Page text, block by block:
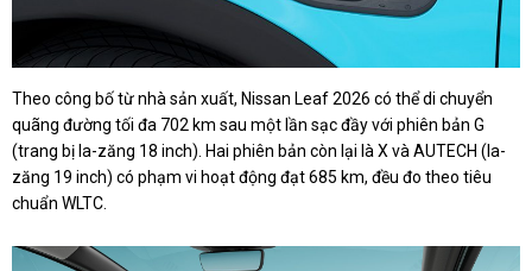
Theo công bố từ nhà sản xuất, Nissan Leaf 2026 có thể di chuyển
quãng đường tối đa 702 km sau một lần sạc đầy với phiên bản G
(trang bị la-zăng 18 inch). Hai phiên bản còn lại là X và AUTECH (la-
zăng 19 inch) có phạm vi hoạt động đạt 685 km, đều đo theo tiêu
chuẩn WLTC.